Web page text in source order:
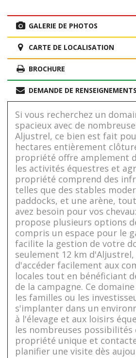
GALERIE DE PHOTOS
CARTE DE LOCALISATION
BROCHURE
DEMANDE DE RENSEIGNEMENTS
Si vous recherchez un
spacieux avec de
Aljustrel, ce bien est fait
hectares entièrement
propriété offre amplement
les activités équestres et
propriété comprend des
telles que des stables
paddocks, et une arène,
avez besoin pour vos
propose plusieurs options
compris un espace pour le
facilite la gestion de votre
seulement 12 km
d'accéder facilement aux
locales tout en bénéficiant
de la campagne. Ce
les familles ou les
s'implanter dans un
à l'élevage et aux loisirs
les nombreuses possibilités
propriété unique et
planifier une visite dès